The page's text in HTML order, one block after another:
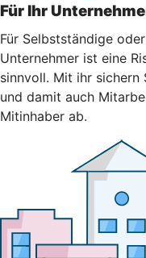
Für Ihr
Für Selbstständige
Unternehmer ist eine
sinnvoll. Mit ihr sichern
und damit auch
Mitinhaber ab.